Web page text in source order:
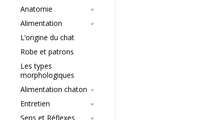
Anatomie
Alimentation
L’origine du chat
Robe et patrons
Les types
morphologiques
Alimentation chaton
Entretien
Sens et Réflexes